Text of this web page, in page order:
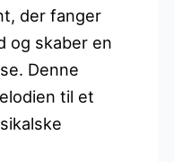
der fanger
og skaber en
Denne
til et